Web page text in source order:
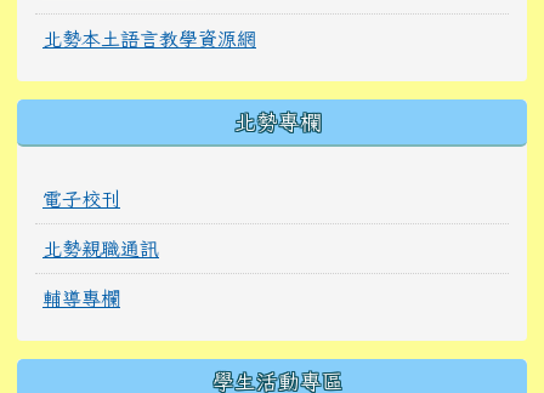
北勢本土語言教學資源網
北勢專欄
電子校刊
北勢親職通訊
輔導專欄
學生活動專區